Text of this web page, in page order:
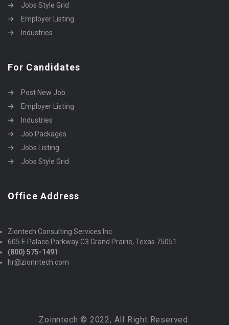
Jobs Style Grid
Employer Listing
Industries
For Candidates
Post New Job
Employer Listing
Industries
Job Packages
Jobs Listing
Jobs Style Grid
Office Address
Ziontech Consulting Services Inc
605 E Palace Parkway C3 Grand Prairie, Texas 75051
(800) 575-1491
hr@zionntech.com
Zoinntech © 2022, All Right Reserved.